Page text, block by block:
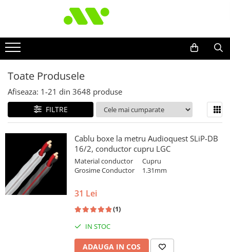
Toate Produsele
Afiseaza: 1-21 din 3648 produse
FILTRE
Cablu boxe la metru Audioquest SLiP-DB
16/2, conductor cupru LGC
Material conductor
Cupru
Grosime Conductor 1.31mm
31 Lei
(1)
IN STOC
ADAUGA IN COS